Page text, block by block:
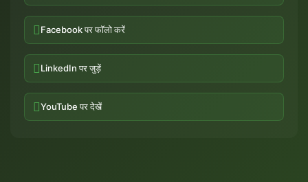
Facebook पर फॉलो करें
LinkedIn पर जुड़ें
YouTube पर देखें